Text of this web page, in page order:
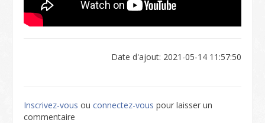
Date d'ajout: 2021-05-14 11:57:50
Inscrivez-vous ou connectez-vous pour laisser un
commentaire